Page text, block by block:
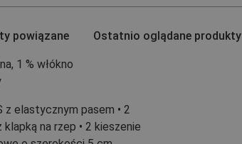
powiązane Ostatnio oglądane produkty
, 1 % włókno
z elastycznym pasem • 2
na rzep • 2 kieszenie